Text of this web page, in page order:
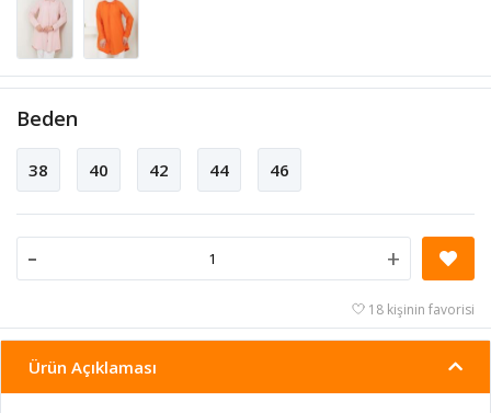
Beden
38 40 42 44 46
- +
18 kişinin favorisi
Ürün Açıklaması